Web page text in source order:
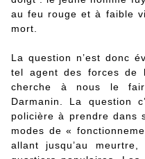
au feu rouge et à faible
mort.
La question n’est donc
tel agent des forces de
cherche à nous le
Darmanin. La question
policière à prendre dans
modes de «
allant jusqu’au